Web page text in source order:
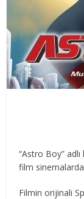
“Astro Boy”
film
Filmin orijinali